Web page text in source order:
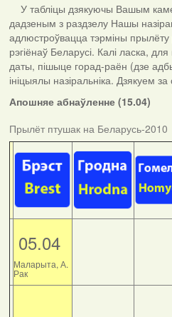
У табліцы дзякуючы Вашым
дадзеным з раздзелу Нашы
адлюстроўвацца тэрміны
рэгіёнаў Беларусі. Калі ласка,
даты, пішыце горад-раён (дзе
ініцыялы назіральніка. Дзякуем
Апошняе абнаўленне (15.04)
Прылёт птушак на Беларусь-2010
05.04
Маларыта, А.
Рак